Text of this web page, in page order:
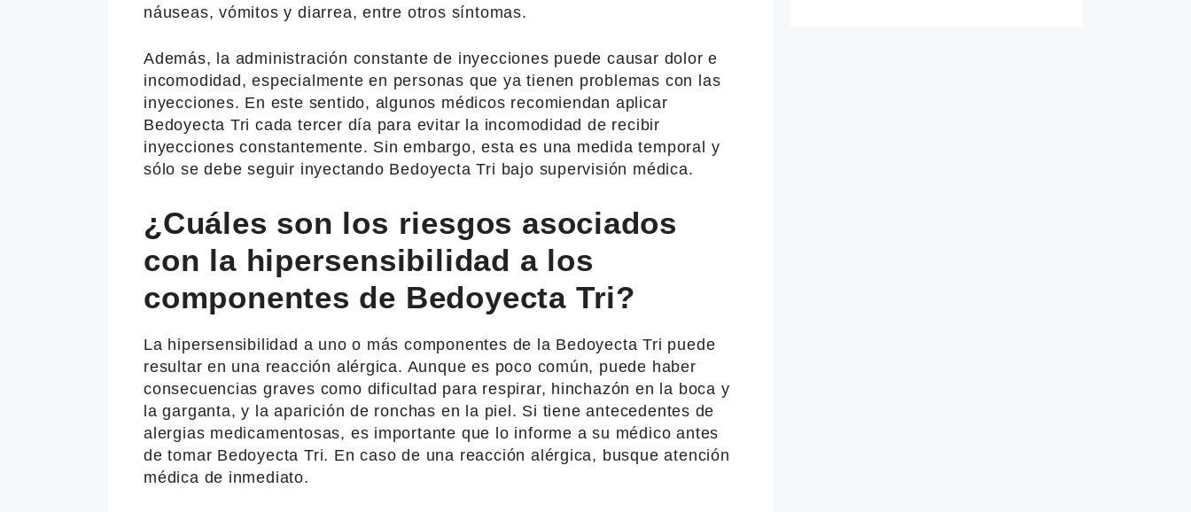
náuseas, vómitos y diarrea, entre otros síntomas.
Además, la administración constante de inyecciones puede causar dolor e
incomodidad, especialmente en personas que ya tienen problemas con las
inyecciones. En este sentido, algunos médicos recomiendan aplicar
Bedoyecta Tri cada tercer día para evitar la incomodidad de recibir
inyecciones constantemente. Sin embargo, esta es una medida temporal y
sólo se debe seguir inyectando Bedoyecta Tri bajo supervisión médica.
¿Cuáles son los riesgos asociados
con la hipersensibilidad a los
componentes de Bedoyecta Tri?
La hipersensibilidad a uno o más componentes de la Bedoyecta Tri puede
resultar en una reacción alérgica. Aunque es poco común, puede haber
consecuencias graves como dificultad para respirar, hinchazón en la boca y
la garganta, y la aparición de ronchas en la piel. Si tiene antecedentes de
alergias medicamentosas, es importante que lo informe a su médico antes
de tomar Bedoyecta Tri. En caso de una reacción alérgica, busque atención
médica de inmediato.